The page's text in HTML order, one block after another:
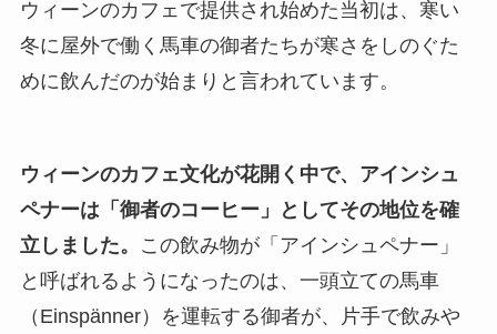
ウィーンのカフェで提供され始めた当初は、寒い
冬に屋外で働く馬車の御者たちが寒さをしのぐた
めに飲んだのが始まりと言われています。
ウィーンのカフェ文化が花開く中で、アインシュ
ペナーは「御者のコーヒー」としてその地位を確
立しました。
この飲み物が「アインシュペナー」
と呼ばれるようになったのは、一頭立ての馬車
（Einspänner）を運転する御者が、片手で飲みや